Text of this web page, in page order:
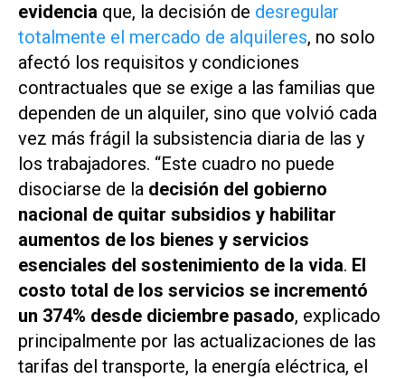
evidencia que, la decisión de desregular
totalmente el mercado de alquileres, no solo
afectó los requisitos y condiciones
contractuales que se exige a las familias que
dependen de un alquiler, sino que volvió cada
vez más frágil la subsistencia diaria de las y
los trabajadores. “Este cuadro no puede
disociarse de la decisión del gobierno
nacional de quitar subsidios y habilitar
aumentos de los bienes y servicios
esenciales del sostenimiento de la vida. El
costo total de los servicios se incrementó
un 374% desde diciembre pasado, explicado
principalmente por las actualizaciones de las
tarifas del transporte, la energía eléctrica, el